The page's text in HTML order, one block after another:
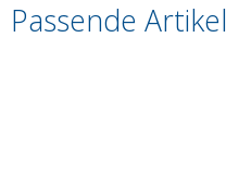
Passende Artikel